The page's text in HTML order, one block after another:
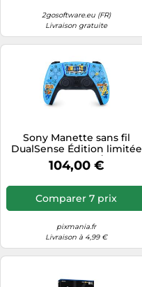
2gosoftware.eu (FR)
Livraison gratuite
Sony Manette sans fil
DualSense Édition limitée
Fortnite – PS5/PC –
Bluetooth
104,00 €
Comparer 7 prix
pixmania.fr
Livraison à 4,99 €